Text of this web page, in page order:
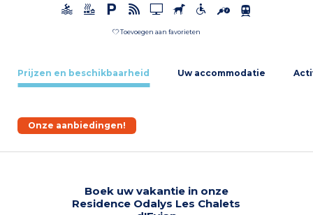
Toevoegen aan favorieten
Prijzen en beschikbaarheid Uw accommodatie
Onze aanbiedingen!
Boek uw vakantie in onze
Residence Odalys Les Chalets